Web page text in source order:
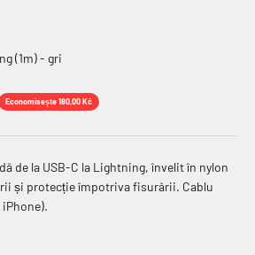
(1m) - gri
Economisește 180,00 Kč
de la USB-C la Lightning, învelit în nylon
și protecție împotriva fisurării. Cablu